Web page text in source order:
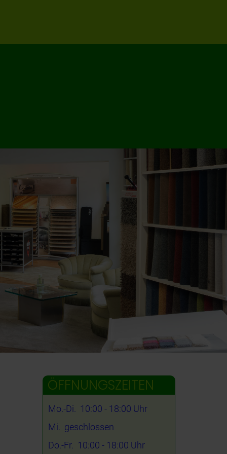
ÖFFNUNGSZEITEN
Mo.-Di. 10:00 - 18:00 Uhr
Mi. geschlossen
Do.-Fr. 10:00 - 18:00 Uhr